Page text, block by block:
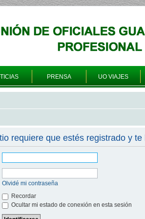
PRENSA UO VIAJES
requiere que estés registrado y
Olvidé mi contraseña
Recordar
Ocultar mi estado de conexión en esta sesión